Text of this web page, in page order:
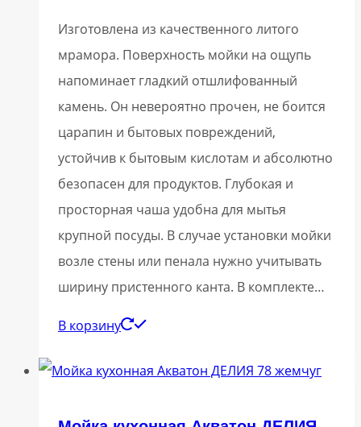
Изготовлена из качественного литого
мрамора. Поверхность мойки на ощупь
напоминает гладкий отшлифованный
камень. Он невероятно прочен, не боится
царапин и бытовых повреждений,
устойчив к бытовым кислотам и абсолютно
безопасен для продуктов. Глубокая и
просторная чаша удобна для мытья
крупной посуды. В случае установки мойки
возле стены или пенала нужно учитывать
ширину пристенного канта. В комплекте…
В корзину